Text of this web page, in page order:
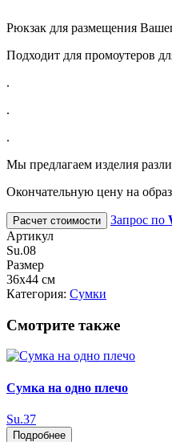
Рюкзак для размещения
Подходит для промоутеров
.
.
.
Мы предлагаем изделия
Окончательную цену на
Расчет стоимости Запрос по
Артикул
Su.08
Размер
36х44 см
Категория: Сумки
Смотрите также
Сумка на одно плечо
Su.37
Подробнее